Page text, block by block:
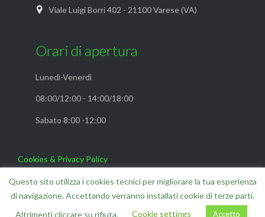
 Viale Luigi Borri 402 - 21100 Varese (VA)
Orari di apertura
Lunedì-Venerdì
08:00/12:00 - 14:00/18:00
Sabato 8:00 -12:00
Cookies & Privacy Policy
FAQ
Questo sito utilizza i cookies tecnici per migliorare la tua esperienza
di navigazione. Accettando verranno installati cookie di terze parti.
Altrimenti cliccare su rifiuta.
Cookie settings Accetto